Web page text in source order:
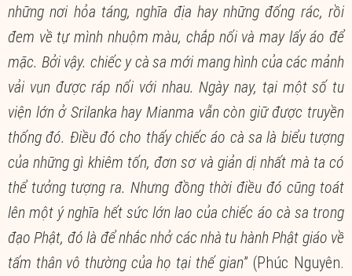
những nơi hỏa táng, nghĩa địa hay những đống rác, rồi
đem về tự mình nhuộm màu, chắp nối và may lấy áo để
mặc. Bởi vậy. chiếc y cà sa mới mang hình của các mảnh
vải vụn được ráp nối với nhau. Ngày nay, tại một số tu
viện lớn ở Srilanka hay Mianma vẫn còn giữ được truyền
thống đó. Điều đó cho thấy chiếc áo cà sa là biểu tượng
của những gì khiêm tốn, đơn sơ và giản dị nhất mà ta có
thể tưởng tượng ra. Nhưng đồng thời điều đó cũng toát
lên một ý nghĩa hết sức lớn lao của chiếc áo cà sa trong
đạo Phật, đó là để nhắc nhở các nhà tu hành Phật giáo về
tấm thân vô thường của họ tại thế gian” (Phúc Nguyên.